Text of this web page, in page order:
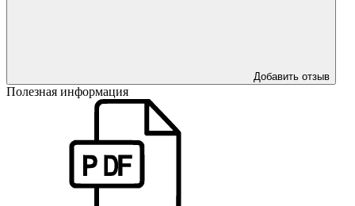
Добавить отзыв
Полезная информация